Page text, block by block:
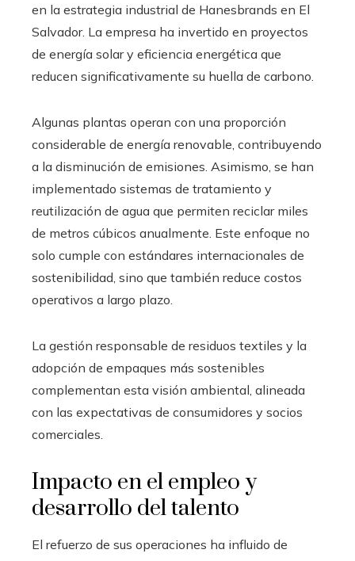
en la estrategia industrial de Hanesbrands en El
Salvador. La empresa ha invertido en proyectos
de energía solar y eficiencia energética que
reducen significativamente su huella de carbono.
Algunas plantas operan con una proporción
considerable de energía renovable, contribuyendo
a la disminución de emisiones. Asimismo, se han
implementado sistemas de tratamiento y
reutilización de agua que permiten reciclar miles
de metros cúbicos anualmente. Este enfoque no
solo cumple con estándares internacionales de
sostenibilidad, sino que también reduce costos
operativos a largo plazo.
La gestión responsable de residuos textiles y la
adopción de empaques más sostenibles
complementan esta visión ambiental, alineada
con las expectativas de consumidores y socios
comerciales.
Impacto en el empleo y
desarrollo del talento
El refuerzo de sus operaciones ha influido de